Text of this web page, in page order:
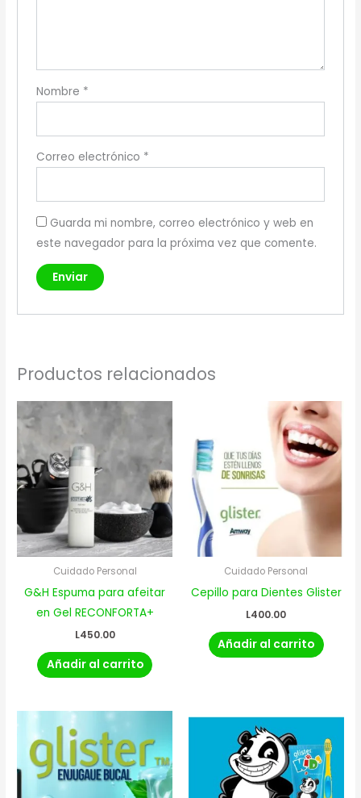
Nombre *
Correo electrónico *
Guarda mi nombre, correo electrónico y web en
este navegador para la próxima vez que comente.
Productos relacionados
Cuidado Personal
G&H Espuma para afeitar
en Gel RECONFORTA+
L450.00
Añadir al carrito
Cuidado Personal
Cepillo para Dientes Glister
L400.00
Añadir al carrito